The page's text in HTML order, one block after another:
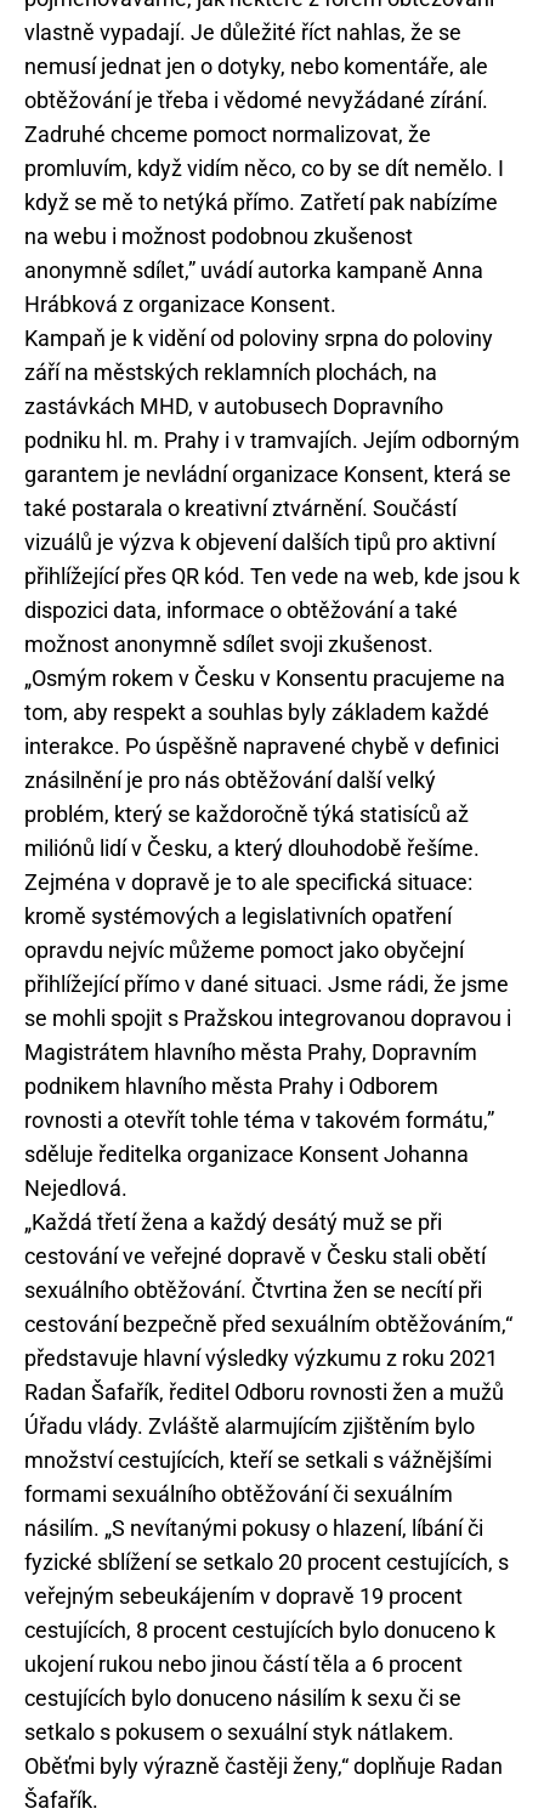
vlastně vypadají. Je důležité říct nahlas, že se
nemusí jednat jen o dotyky, nebo komentáře, ale
obtěžování je třeba i vědomé nevyžádané zírání.
Zadruhé chceme pomoct normalizovat, že
promluvím, když vidím něco, co by se dít nemělo. I
když se mě to netýká přímo. Zatřetí pak nabízíme
na webu i možnost podobnou zkušenost
anonymně sdílet,” uvádí autorka kampaně Anna
Hrábková z organizace Konsent.
Kampaň je k vidění od poloviny srpna do poloviny
září na městských reklamních plochách, na
zastávkách MHD, v autobusech Dopravního
podniku hl. m. Prahy i v tramvajích. Jejím odborným
garantem je nevládní organizace Konsent, která se
také postarala o kreativní ztvárnění. Součástí
vizuálů je výzva k objevení dalších tipů pro aktivní
přihlížející přes QR kód. Ten vede na web, kde jsou k
dispozici data, informace o obtěžování a také
možnost anonymně sdílet svoji zkušenost.
„Osmým rokem v Česku v Konsentu pracujeme na
tom, aby respekt a souhlas byly základem každé
interakce. Po úspěšně napravené chybě v definici
znásilnění je pro nás obtěžování další velký
problém, který se každoročně týká statisíců až
miliónů lidí v Česku, a který dlouhodobě řešíme.
Zejména v dopravě je to ale specifická situace:
kromě systémových a legislativních opatření
opravdu nejvíc můžeme pomoct jako obyčejní
přihlížející přímo v dané situaci. Jsme rádi, že jsme
se mohli spojit s Pražskou integrovanou dopravou i
Magistrátem hlavního města Prahy, Dopravním
podnikem hlavního města Prahy i Odborem
rovnosti a otevřít tohle téma v takovém formátu,”
sděluje ředitelka organizace Konsent Johanna
Nejedlová.
„Každá třetí žena a každý desátý muž se při
cestování ve veřejné dopravě v Česku stali obětí
sexuálního obtěžování. Čtvrtina žen se necítí při
cestování bezpečně před sexuálním obtěžováním,“
představuje hlavní výsledky výzkumu z roku 2021
Radan Šafařík, ředitel Odboru rovnosti žen a mužů
Úřadu vlády. Zvláště alarmujícím zjištěním bylo
množství cestujících, kteří se setkali s vážnějšími
formami sexuálního obtěžování či sexuálním
násilím. „S nevítanými pokusy o hlazení, líbání či
fyzické sblížení se setkalo 20 procent cestujících, s
veřejným sebeukájením v dopravě 19 procent
cestujících, 8 procent cestujících bylo donuceno k
ukojení rukou nebo jinou částí těla a 6 procent
cestujících bylo donuceno násilím k sexu či se
setkalo s pokusem o sexuální styk nátlakem.
Oběťmi byly výrazně častěji ženy,“ doplňuje Radan
Šafařík.